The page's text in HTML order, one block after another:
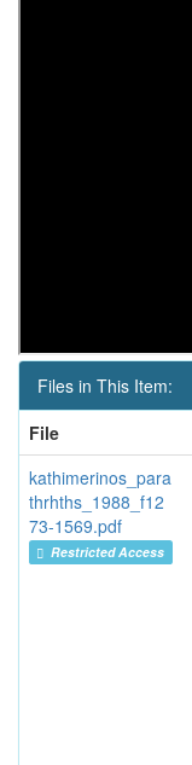
Files in This Item:
File
kathimerinos_para
thrhths_1988_f12
73-1569.pdf
Restricted Access